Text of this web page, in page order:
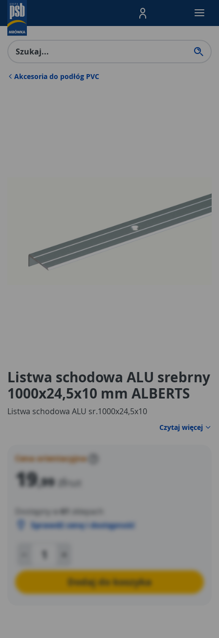
Menu Produktów,
Akcesoria do podłóg PVC
Listwa schodowa ALU srebrny
1000x24,5x10 mm ALBERTS
Listwa schodowa ALU sr.1000x24,5x10
Czytaj więcej
Cena orientacyjna
19,99 zł
Dostępny w 61
sklepach
Sprawdź cenę i dostępność
Dodaj do koszyka